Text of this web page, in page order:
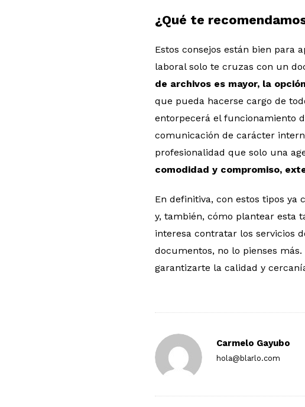
¿Qué te
Estos consejos están bien para
laboral solo te cruzas con un
de archivos es mayor, la
que pueda hacerse cargo de
entorpecerá el funcionamiento
comunicación de carácter
profesionalidad que solo una
comodidad y compromiso,
En definitiva, con estos tipos ya
y, también, cómo plantear esta
interesa contratar los servicios
documentos, no lo pienses más.
garantizarte la calidad y
Carmelo Gayubo
hola@blarlo.com